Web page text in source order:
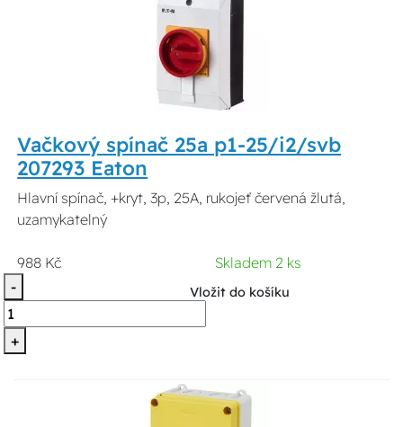
Vačkový spínač 25a p1-25/i2/svb
207293 Eaton
Hlavní spínač, +kryt, 3p, 25A, rukojeť červená žlutá,
uzamykatelný
988 Kč
Skladem 2 ks
-
+
Vložit do košíku